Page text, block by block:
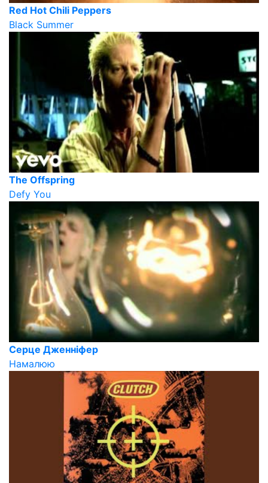
Red Hot Chili Peppers
Black Summer
The Offspring
Defy You
Серце Дженнiфер
Намалюю